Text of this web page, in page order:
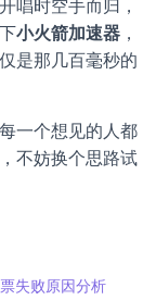
唱时空手而归，
小火箭加速器 ，
是那几百毫秒的
一个想见的人都
不妨换个思路试
失败原因分析